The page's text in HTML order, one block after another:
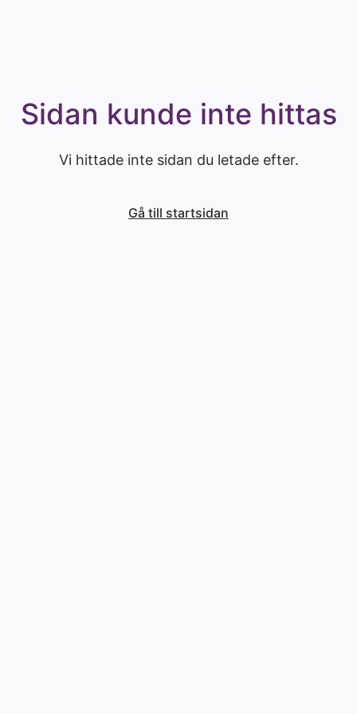
Sidan kunde inte hittas
Vi hittade inte sidan du letade efter.
Gå till startsidan